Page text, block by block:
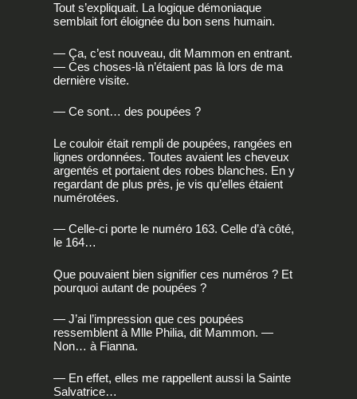
Tout s’expliquait. La logique démoniaque
semblait fort éloignée du bon sens humain.
— Ça, c’est nouveau, dit Mammon en entrant.
— Ces choses-là n’étaient pas là lors de ma
dernière visite.
— Ce sont… des poupées ?
Le couloir était rempli de poupées, rangées en
lignes ordonnées. Toutes avaient les cheveux
argentés et portaient des robes blanches. En y
regardant de plus près, je vis qu’elles étaient
numérotées.
— Celle-ci porte le numéro 163. Celle d’à côté,
le 164…
Que pouvaient bien signifier ces numéros ? Et
pourquoi autant de poupées ?
— J’ai l’impression que ces poupées
ressemblent à Mlle Philia, dit Mammon. —
Non… à Fianna.
— En effet, elles me rappellent aussi la Sainte
Salvatrice…